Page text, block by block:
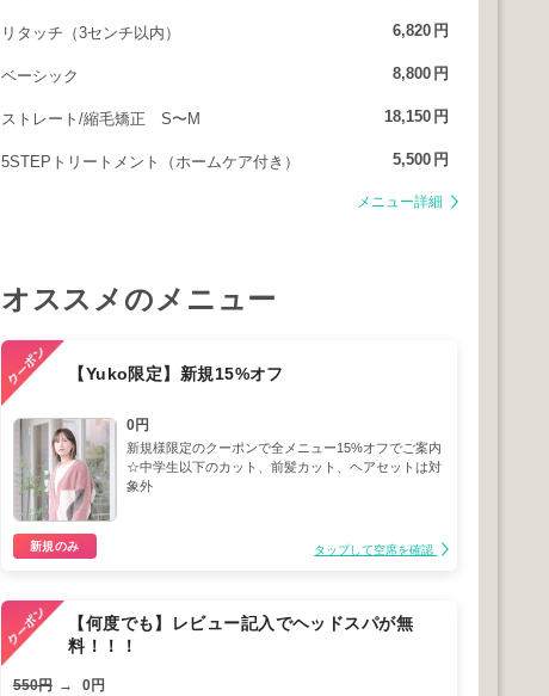
リタッチ（3センチ以内） 6,820 円
ベーシック 8,800 円
ストレート/縮毛矯正 S〜M 18,150 円
5STEPトリートメント（ホームケア付き） 5,500 円
メニュー詳細
オススメのメニュー
【Yuko限定】新規15%オフ
0円
新規様限定のクーポンで全メニュー15%オフでご案内
☆中学生以下のカット、前髪カット、ヘアセットは対
象外
新規のみ タップして空席を確認
【何度でも】レビュー記入でヘッドスパが無
料！！！
550円 → 0円